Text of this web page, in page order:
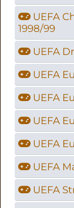
UEFA
1998/99
UEFA
UEFA
UEFA
UEFA
UEFA
UEFA
UEFA